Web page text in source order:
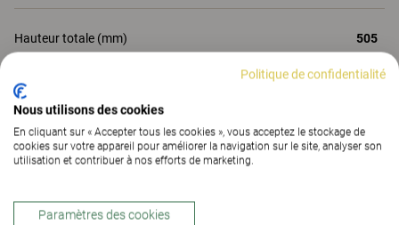
Hauteur totale (mm) 505
Profondeur totale (mm)
Largeur totale (mm) 800
Toutes les propriétés
Politique de confidentialité
Nous utilisons des cookies
En cliquant sur « Accepter tous les cookies », vous acceptez le stockage de
cookies sur votre appareil pour améliorer la navigation sur le site, analyser son
utilisation et contribuer à nos efforts de marketing.
Paramètres des cookies